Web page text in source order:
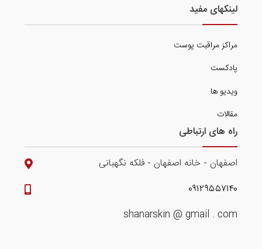
لینکهای مفید
مراکز مراقبت پوست
پادکست
ویدیو ها
مقالات
راه های ارتباطی
اصفهان - خانه اصفهان - فلکه نگهبانی
۰۹۱۲۹۵۵۷۱۴۰
shanarskin @ gmail . com